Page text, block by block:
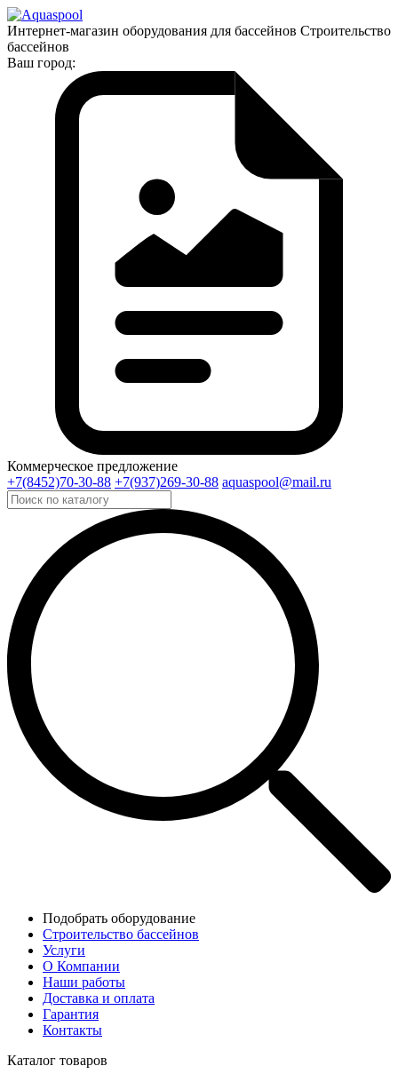
Интернет-магазин оборудования для бассейнов Строительство
бассейнов
Ваш город:
Коммерческое предложение
+7(8452)70-30-88 +7(937)269-30-88 aquaspool@mail.ru
Подобрать оборудование
Строительство бассейнов
Услуги
О Компании
Наши работы
Доставка и оплата
Гарантия
Контакты
Каталог товаров